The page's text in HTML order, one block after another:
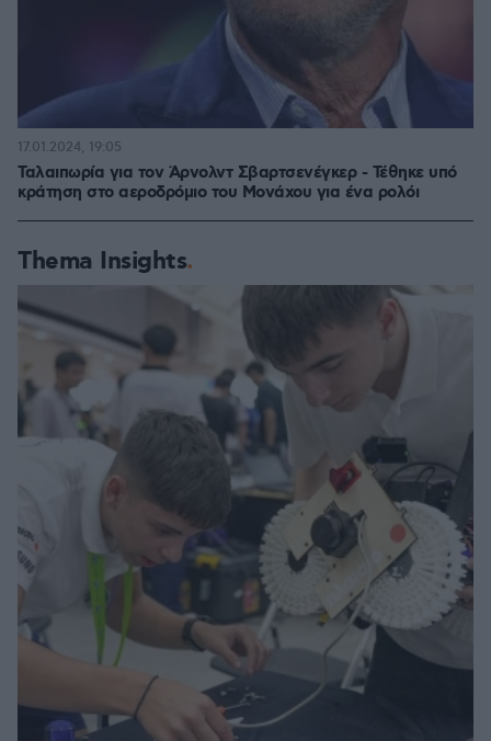
Ταλαιπωρία για τον Άρνολντ Σβαρτσενέγκερ - Τέθηκε υπό
κράτηση στο αεροδρόμιο του Μονάχου για ένα ρολόι
17.01.2024, 19:05
Thema Insights